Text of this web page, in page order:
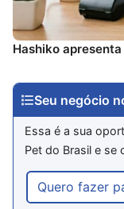
Hashiko
Seu negócio
Essa é a sua
Pet do Brasil e
Quero fazer